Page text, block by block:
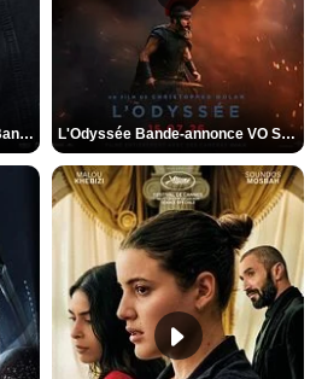
Spider-Man: Brand New Day Bande-annonce VO STFR L'Odyssée Bande-annonce VO STFR